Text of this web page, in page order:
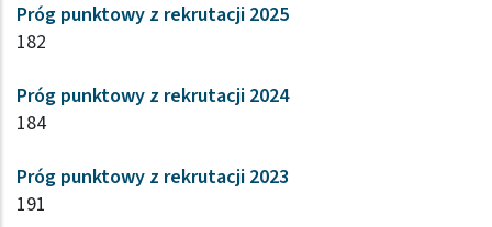
Próg punktowy z rekrutacji 2025
182
Próg punktowy z rekrutacji 2024
184
Próg punktowy z rekrutacji 2023
191